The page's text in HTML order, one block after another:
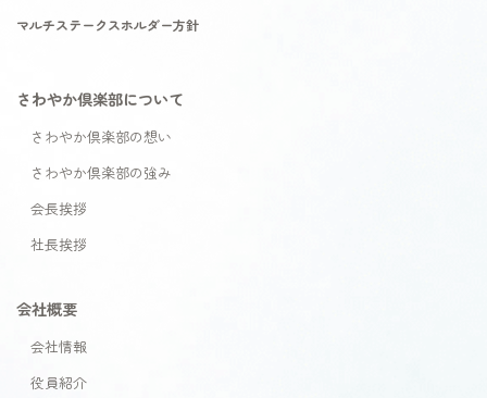
マルチステークスホルダー方針
さわやか倶楽部について
さわやか倶楽部の想い
さわやか倶楽部の強み
会長挨拶
社長挨拶
会社概要
会社情報
役員紹介